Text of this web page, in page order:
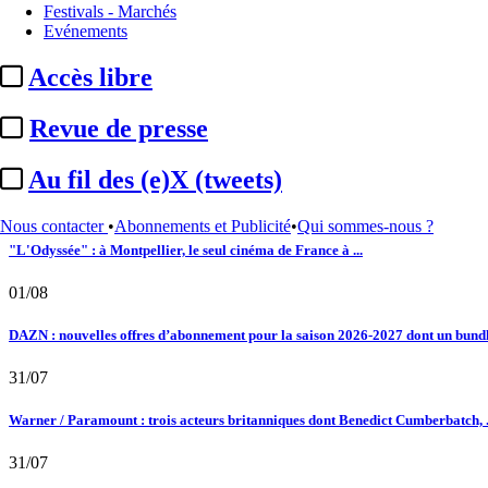
Festivals - Marchés
Evénements
Accès libre
Revue de presse
Au fil des (e)X (tweets)
Nous contacter •Abonnements et Publicité•Qui sommes-nous ?
02/08
Au fil des (e)X (tweets) : Kavinsky, hommage, argentique, 4K, Clooney,
02/08
Satellifacts : pause d'été
"L'Odyssée" : à Montpellier, le seul cinéma de France à ...
01/08
DAZN : nouvelles offres d’abonnement pour la saison 2026-2027 dont un
31/07
Warner / Paramount : trois acteurs britanniques dont Benedict Cumberbatch,
31/07